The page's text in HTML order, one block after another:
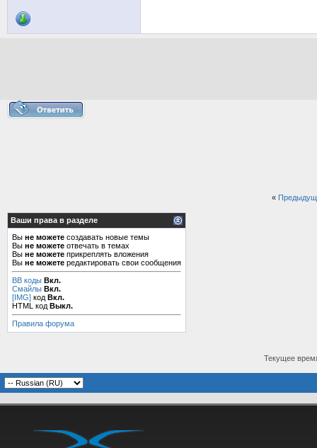
«
Ваши права в разделе
Вы не можете создавать новые темы
Вы не можете отвечать в темах
Вы не можете прикреплять вложения
Вы не можете редактировать свои сообщения
BB коды Вкл.
Смайлы Вкл.
[IMG] код Вкл.
HTML код Выкл.
Правила форума
Текущее